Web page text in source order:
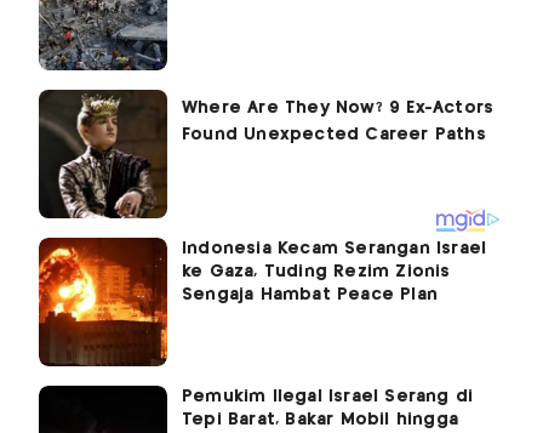
Indonesia Kecam Serangan Israel
ke Gaza, Tuding Rezim Zionis
Sengaja Hambat Peace Plan
Pemukim Ilegal Israel Serang di
Tepi Barat, Bakar Mobil hingga